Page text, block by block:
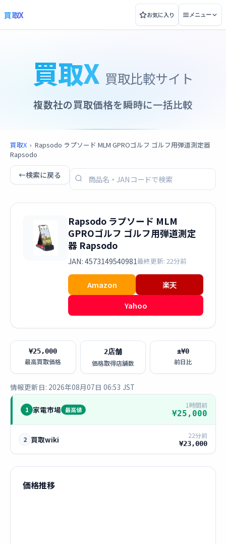
買取X お気に入り メニュー
買取X 買取比較サイト
複数社の買取価格を瞬時に一括比較
買取X › Rapsodo ラプソード MLM GPROゴルフ ゴルフ用弾道測定器
Rapsodo
←検索に戻る
Rapsodo ラプソード MLM
GPROゴルフ ゴルフ用弾道測定
器 Rapsodo
JAN: 4573149540981最終更新: 22分前
Amazon
楽天
Yahoo
¥25,000
最高買取価格
2店舗
価格取得店舗数
±¥0
前日比
情報更新日: 2026年08月07日 06:53 JST
1 家電市場 最高値
1時間前
¥25,000
2 買取wiki 22分前
¥23,000
価格推移